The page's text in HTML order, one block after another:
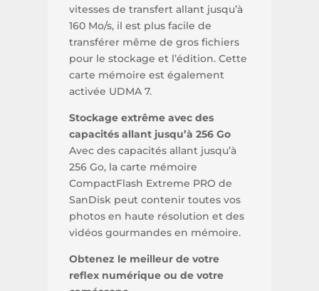
vitesses de transfert allant jusqu’à
160 Mo/s, il est plus facile de
transférer même de gros fichiers
pour le stockage et l’édition. Cette
carte mémoire est également
activée UDMA 7.
Stockage extrême avec des
capacités allant jusqu’à 256 Go
Avec des capacités allant jusqu’à
256 Go, la carte mémoire
CompactFlash Extreme PRO de
SanDisk peut contenir toutes vos
photos en haute résolution et des
vidéos gourmandes en mémoire.
Obtenez le meilleur de votre
reflex numérique ou de votre